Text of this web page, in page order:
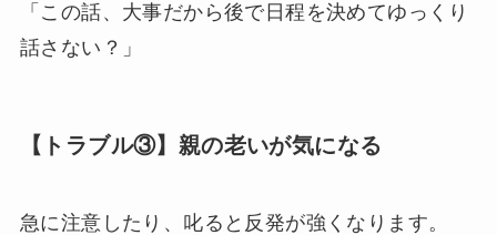
「この話、大事だから後で日程を決めてゆっくり
話さない？」
【トラブル③】親の老いが気になる
急に注意したり、叱ると反発が強くなります。